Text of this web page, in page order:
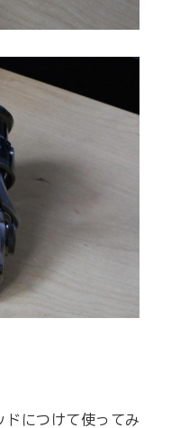
ドにつけて使ってみ